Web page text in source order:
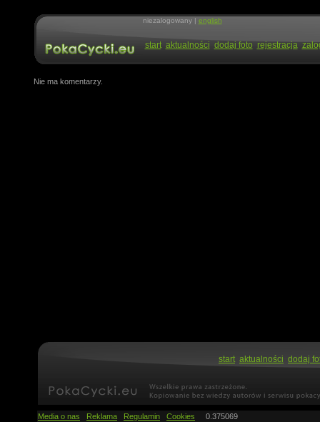
niezalogowany | english
start aktualności dodaj foto rejestracja
Nie ma komentarzy.
start aktualności dodaj
Media o nas Reklama Regulamin Cookies 0.375069